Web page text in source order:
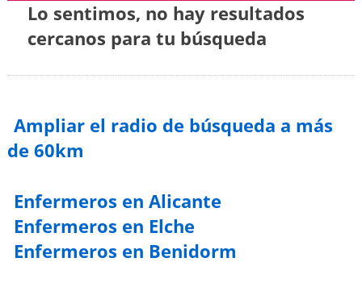
Lo sentimos, no hay resultados
cercanos para tu búsqueda
Ampliar el radio de búsqueda a más
de 60km
Enfermeros en Alicante
Enfermeros en Elche
Enfermeros en Benidorm